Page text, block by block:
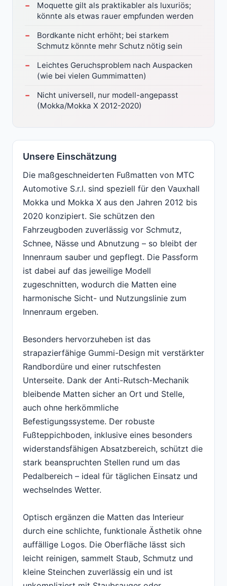
Moquette gilt als praktikabler als luxuriös;
könnte als etwas rauer empfunden werden
Bordkante nicht erhöht; bei starkem
Schmutz könnte mehr Schutz nötig sein
Leichtes Geruchsproblem nach Auspacken
(wie bei vielen Gummimatten)
Nicht universell, nur modell-angepasst
(Mokka/Mokka X 2012-2020)
Unsere Einschätzung
Die maßgeschneiderten Fußmatten von MTC
Automotive S.r.l. sind speziell für den Vauxhall
Mokka und Mokka X aus den Jahren 2012 bis
2020 konzipiert. Sie schützen den
Fahrzeugboden zuverlässig vor Schmutz,
Schnee, Nässe und Abnutzung – so bleibt der
Innenraum sauber und gepflegt. Die Passform
ist dabei auf das jeweilige Modell
zugeschnitten, wodurch die Matten eine
harmonische Sicht- und Nutzungslinie zum
Innenraum ergeben.
Besonders hervorzuheben ist das
strapazierfähige Gummi-Design mit verstärkter
Randbordüre und einer rutschfesten
Unterseite. Dank der Anti-Rutsch-Mechanik
bleibende Matten sicher an Ort und Stelle,
auch ohne herkömmliche
Befestigungssysteme. Der robuste
Fußteppichboden, inklusive eines besonders
widerstandsfähigen Absatzbereich, schützt die
stark beanspruchten Stellen rund um das
Pedalbereich – ideal für täglichen Einsatz und
wechselndes Wetter.
Optisch ergänzen die Matten das Interieur
durch eine schlichte, funktionale Ästhetik ohne
auffällige Logos. Die Oberfläche lässt sich
leicht reinigen, sammelt Staub, Schmutz und
kleine Steinchen zuverlässig ein und ist